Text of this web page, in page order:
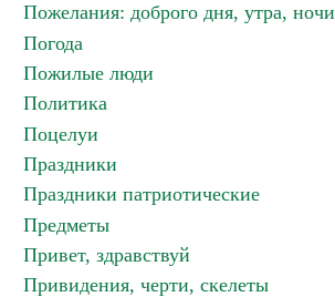
Пожелания: доброго дня, утра, ночи
Погода
Пожилые люди
Политика
Поцелуи
Праздники
Праздники патриотические
Предметы
Привет, здравствуй
Привидения, черти, скелеты